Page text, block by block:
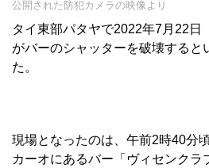
公開された防犯カメラの映像より
タイ東部パタヤで2022年7月22日
がバーのシャッターを破壊すると
た。
現場となったのは、午前2時40分
カーオにあるバー「ヴィセンク